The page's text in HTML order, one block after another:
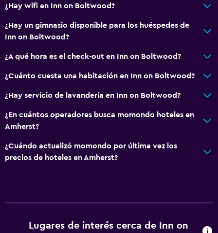
Ducha italiana
Servicios y facilidades
Salas de conferencia
Servicio de conserjería
Instalaciones para reuniones
General
¿Hay wifi en Inn on Boltwood?
¿Hay un gimnasio disponible para los huéspedes de
Inn on Boltwood?
¿A qué hora es el check-out en Inn on Boltwood?
¿Cuánto cuesta una habitación en Inn on Boltwood?
¿Hay servicio de lavandería en Inn on Boltwood?
¿En cuántos operadores busca momondo hoteles en
Amherst?
¿Cuándo actualizó momondo por última vez los
precios de hoteles en Amherst?
Lugares de interés cerca de Inn on